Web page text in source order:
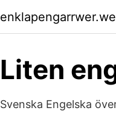
Liten
Svenska Engelska